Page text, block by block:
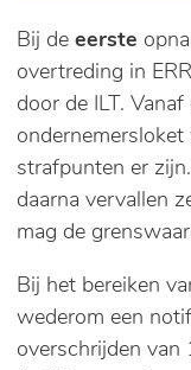
Bij de eerste
overtreding in
door de ILT.
strafpunten er
daarna vervallen
mag de
Bij het bereiken
wederom een
overschrijden van